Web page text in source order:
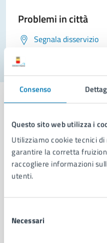
Consenso
Questo sito web utilizza i
Utilizziamo cookie tecnici
garantire la corretta
raccogliere informazioni
utenti.
delNecessari
Problemi in città
Segnala disservizio
Comune di
AMMINISTRAZIONE
Aree amministrative
Uffici